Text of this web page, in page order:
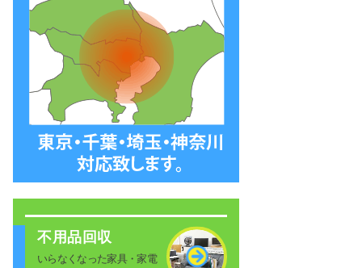
不用品回収
いらなくなった家具・家電